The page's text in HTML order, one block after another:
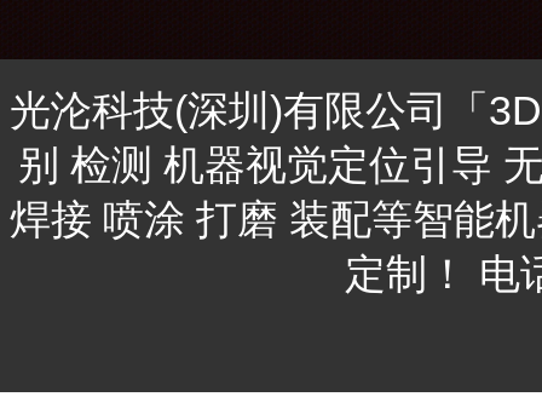
光沦科技(深圳)有限公司「
别 检测 机器视觉定位引导
焊接 喷涂 打磨 装配等智能
定制！ 电